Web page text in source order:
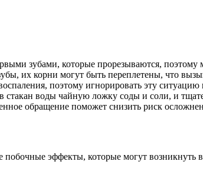
зубами, которые прорезываются,
их корни могут быть переплетены, что
поэтому игнорировать эту ситуацию
стакан воды чайную ложку соды и соли, и
обращение поможет снизить риск
эффекты, которые могут возникнуть в